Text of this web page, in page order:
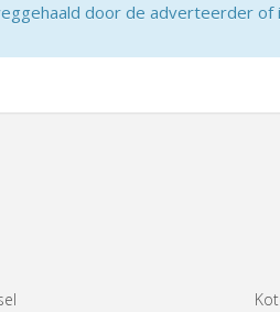
door de adverteerder of